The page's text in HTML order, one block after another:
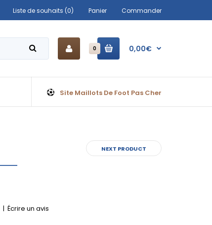
Liste de souhaits (0) Panier Commander
0 0,00€
Site Maillots De Foot Pas Cher
NEXT PRODUCT
| Écrire un avis